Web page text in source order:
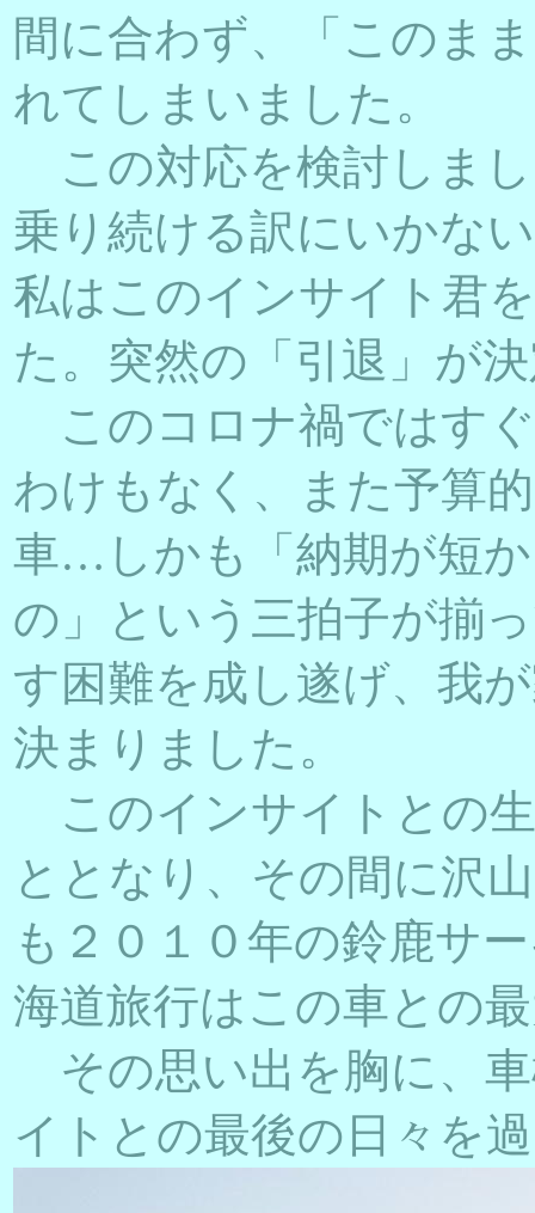
間に合わず、「このま
れてしまいました。
この対応を検討しま
乗り続ける訳にいかな
私はこのインサイト君
た。突然の「引退」が
このコロナ禍ではす
わけもなく、また予算
車…しかも「納期が短
の」という三拍子が揃
す困難を成し遂げ、我
決まりました。
このインサイトとの
ととなり、その間に沢
も２０１０年の鈴鹿サ
海道旅行はこの車との
その思い出を胸に、
イトとの最後の日々を